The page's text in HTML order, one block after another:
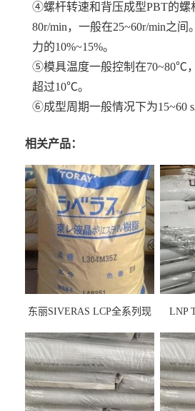
④螺杆转速和背压成型PBT的螺
80r/min，一般在25~60r/min之
力的10%~15%。
⑤模具温度一般控制在70~80℃
超过10℃。
⑥成型周期一般情况下为15~60 s
相关产品：
东丽SIVERAS LCP全系列现
LNP